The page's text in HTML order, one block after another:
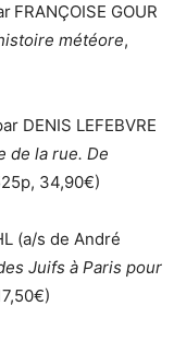
FRANÇOISE GOUR
météore,
DENIS LEFEBVRE
de la rue. De
34,90€)
(a/s de André
Juifs à Paris pour